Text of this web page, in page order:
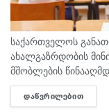
საქართველოს
ახალგაზრდობის
მშობლების
ბავშვებს სასკოლო
განსაზღვრული,
ᲓᲐᲬᲕᲠᲘᲚᲔᲑᲘᲗ